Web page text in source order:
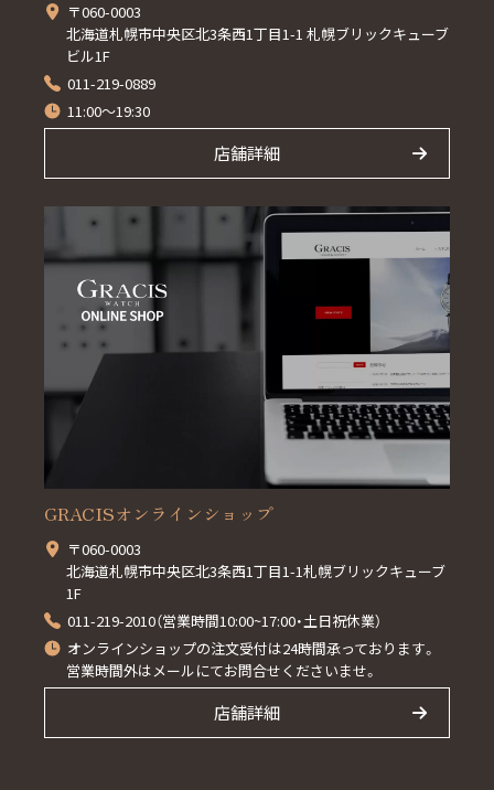
〒060-0003
北海道札幌市中央区北3条西1丁目1-1 札幌ブリックキューブ
ビル1F
011-219-0889
11:00～19:30
店舗詳細
GRACISオンラインショップ
〒060-0003
北海道札幌市中央区北3条西1丁目1-1札幌ブリックキューブ
1F
011-219-2010（営業時間10:00~17:00・土日祝休業）
オンラインショップの注文受付は24時間承っております。
営業時間外はメールにてお問合せくださいませ。
店舗詳細